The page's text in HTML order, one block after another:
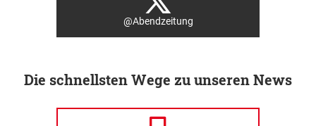
@Abendzeitung
Die schnellsten Wege zu unseren News